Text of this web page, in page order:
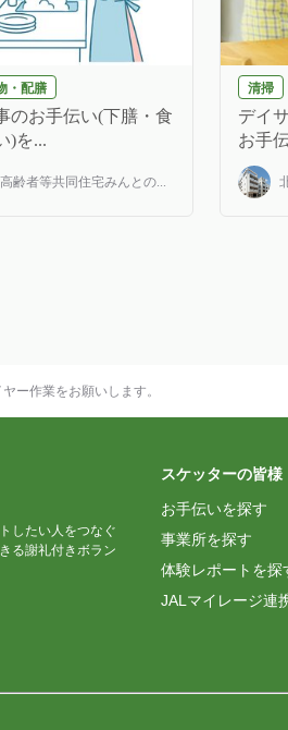
・配膳
のお手伝い(下膳・食
)を...
高齢者等共同住宅みんとの...
清掃
デイ
お手
ー作業をお願いします。
したい人をつなぐ
る謝礼付きボラン
スケッターの皆様
お手伝いを探す
事業所を探す
体験レポートを探
JALマイレージ連